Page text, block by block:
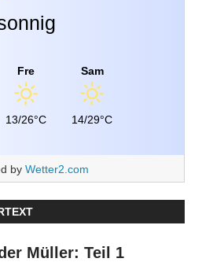
Fre
13/26°C
Sam
14/29°C
by Wetter2.com
Müller: Teil 1